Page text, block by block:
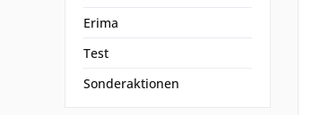
Erima
Test
Sonderaktionen